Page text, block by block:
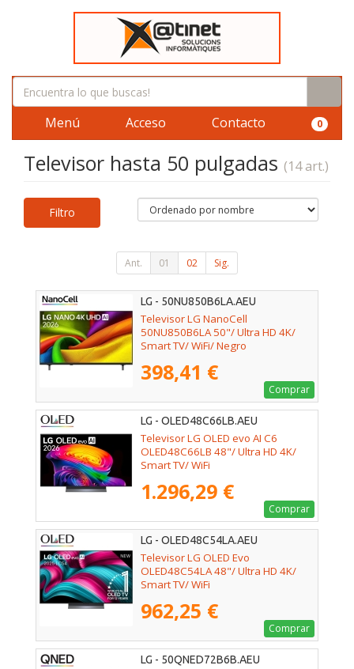
Menú Acceso Contacto 0
Televisor hasta 50 pulgadas (14 art.)
Filtro
Ant. 01 02 Sig.
LG - 50NU850B6LA.AEU
Televisor LG NanoCell
50NU850B6LA 50"/ Ultra HD 4K/
Smart TV/ WiFi/ Negro
398,41 €
Comprar
LG - OLED48C66LB.AEU
Televisor LG OLED evo AI C6
OLED48C66LB 48"/ Ultra HD 4K/
Smart TV/ WiFi
1.296,29 €
Comprar
LG - OLED48C54LA.AEU
Televisor LG OLED Evo
OLED48C54LA 48"/ Ultra HD 4K/
Smart TV/ WiFi
962,25 €
Comprar
LG - 50QNED72B6B.AEU